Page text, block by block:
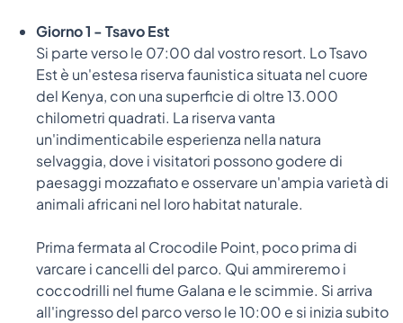
Giorno 1 - Tsavo Est
Si parte verso le 07:00 dal vostro resort. Lo Tsavo
Est è un'estesa riserva faunistica situata nel cuore
del Kenya, con una superficie di oltre 13.000
chilometri quadrati. La riserva vanta
un'indimenticabile esperienza nella natura
selvaggia, dove i visitatori possono godere di
paesaggi mozzafiato e osservare un'ampia varietà di
animali africani nel loro habitat naturale.
Prima fermata al Crocodile Point, poco prima di
varcare i cancelli del parco. Qui ammireremo i
coccodrilli nel fiume Galana e le scimmie. Si arriva
all'ingresso del parco verso le 10:00 e si inizia subito